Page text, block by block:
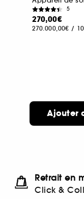
5
270,00€
270.000,00€ /
Ajouter
Retrait en
Click &